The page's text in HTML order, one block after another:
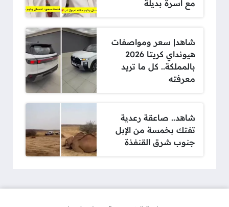
مع أسرة بديلة
شاهد| سعر ومواصفات
هيونداي كريتا 2026
بالمملكة.. كل ما تريد
معرفته
شاهد.. صاعقة رعدية
تفتك بخمسة من الإبل
جنوب شرق القنفذة